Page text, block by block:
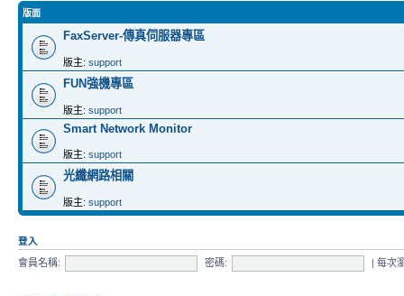
版面
FaxServer-傳真伺服器專區
版主: support
FUN強機專區
版主: support
Smart Network Monitor
版主: support
光纖網路相關
版主: support
登入
會員名稱:
密碼: | 每次